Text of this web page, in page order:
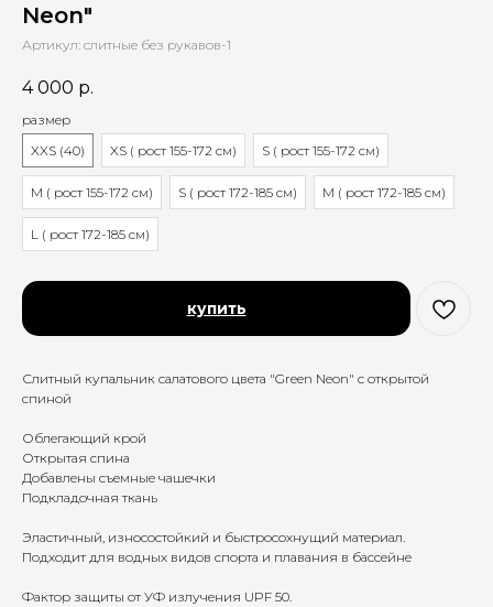
Neon"
Артикул: слитные без рукавов-1
4 000 р.
размер
XXS (40)
XS ( рост 155-172 см) S ( рост 155-172 см)
M ( рост 155-172 см) S ( рост 172-185 см) M ( рост 172-185 см)
L ( рост 172-185 см)
купить
Слитный купальник салатового цвета "Green Neon" с открытой
спиной
Облегающий крой
Открытая спина
Добавлены съемные чашечки
Подкладочная ткань
Эластичный, износостойкий и быстросохнущий материал.
Подходит для водных видов спорта и плавания в бассейне
Фактор защиты от УФ излучения UPF 50.